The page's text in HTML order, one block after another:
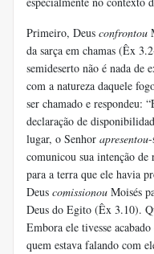
Primeiro, Deus confrontou
da sarça em chamas (Êx
semideserto não é nada de
com a natureza daquele
ser chamado e respondeu:
declaração de
lugar, o Senhor apresentou
comunicou sua intenção
para a terra que ele havia
Deus comissionou Moisés
Deus do Egito (Êx 3.10).
Embora ele tivesse
quem estava falando com